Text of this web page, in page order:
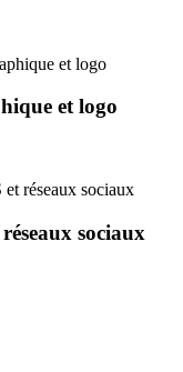
et logo
et logo
réseaux sociaux
sociaux